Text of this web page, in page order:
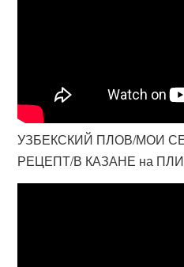
УЗБЕКСКИЙ ПЛОВ/МОИ
РЕЦЕПТ/В КАЗАНЕ на